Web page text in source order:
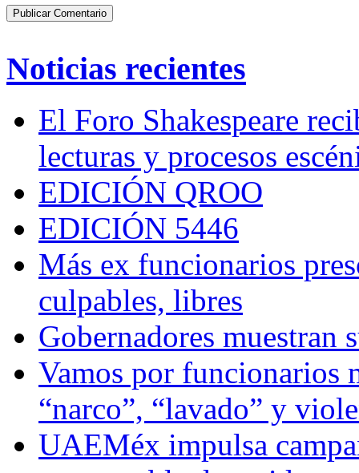
Noticias recientes
El Foro Shakespeare
lecturas y procesos
EDICIÓN QROO
EDICIÓN 5446
Más ex funcionarios
culpables, libres
Gobernadores muestran
Vamos por funcionarios
“narco”, “lavado” y
UAEMéx impulsa